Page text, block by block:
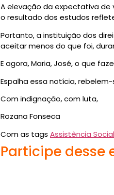
A elevação da expectativa de
o resultado dos estudos
Portanto, a instituição dos
aceitar menos do que foi,
E agora, Maria, José, o que
Espalha essa notícia,
Com indignação, com luta,
Rozana Fonseca
Com as tags Assistência Social
Participe desse